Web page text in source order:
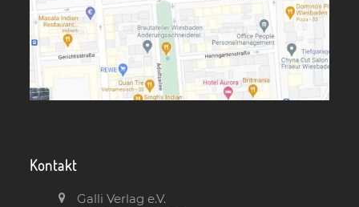
Kontakt
Galli Verlag e.V.